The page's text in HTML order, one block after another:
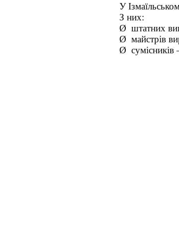
У
З них:
Ø штатних
Ø майстрів
Ø сумісників